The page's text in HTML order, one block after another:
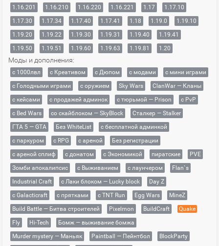
1.16.201
1.16.210 1.16.220 1.16.221 1.17
1.17.10
1.17.30
1.17.34 1.17.40 1.17.41 1.18 1.19.0
1.19.10
1.19.20
1.19.22 1.19.30 1.19.31 1.19.40
1.19.41
1.19.50
1.19.51 1.19.60 1.19.63 1.19.81 1.20
Моды и дополнения:
с 1000лвл c Креативом с Дюпом с модами
с мини играми
с Голодными играми
с оружием Sky Wars
ClanWar — Кланы
с кейсами
с продажей админок с тюрьмой — Prison
с PvP
с Bed Wars
со скайблоком — SkyBlock
Сталкер — Stalker
ГТА 5 — GTA
Без WhiteList
с бесплатной админкой
с паркуром
с RPG с ареной
Без регистрации
с ареной сплиф
с донатом с Экономикой пиратские
PVE
Зомби апокалипсис
с Выживанием с лаунчером
Flan`s
Industrial Craft
с Лаки блоком — Lucky block
Day Z
с Galacticraft
с прятками с TNT Run Egg Wars
MineZ
Build Battle — Битва строителей
Pixelmon BuildCraft
Quake
Fly
Hi-Tech
Бомж — выживание бомжа
Murder mystery — Маньяк
Paintball — Пейнтбол
BlockParty